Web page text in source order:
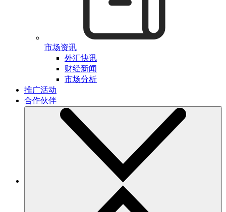
市场资讯
外汇快讯
财经新闻
市场分析
推广活动
合作伙伴